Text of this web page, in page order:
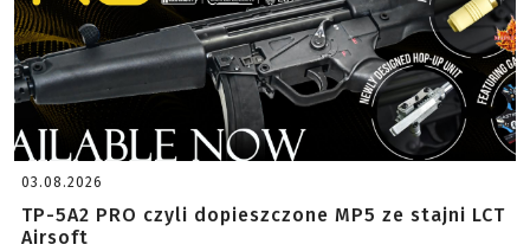
03.08.2026
TP-5A2 PRO czyli dopieszczone MP5 ze stajni LCT
Airsoft